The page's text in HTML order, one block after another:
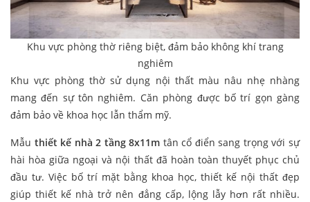
Khu vực phòng thờ riêng biệt, đảm bảo không khí trang
nghiêm
Khu vực phòng thờ sử dụng nội thất màu nâu nhẹ nhàng
mang đến sự tôn nghiêm. Căn phòng được bố trí gọn gàng
đảm bảo về khoa học lẫn thẩm mỹ.
Mẫu thiết kế nhà 2 tầng 8x11m tân cổ điển sang trọng với sự
hài hòa giữa ngoại và nội thất đã hoàn toàn thuyết phục chủ
đầu tư. Việc bố trí mặt bằng khoa học, thiết kế nội thất đẹp
giúp thiết kế nhà trở nên đẳng cấp, lộng lẫy hơn rất nhiều.